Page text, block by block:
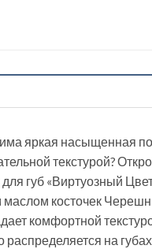
яркая насыщенная
текстурой?
губ «Виртуозный
маслом косточек
комфортной
распределяется на